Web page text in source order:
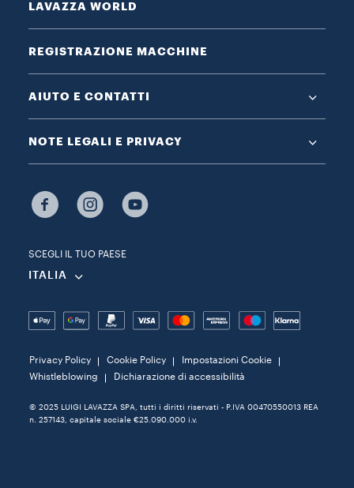
LAVAZZA WORLD
REGISTRAZIONE MACCHINE
AIUTO E CONTATTI
NOTE LEGALI E PRIVACY
SCEGLI IL TUO PAESE
ITALIA
Privacy Policy Cookie Policy
Impostazioni Cookie
Whistleblowing
Dichiarazione di accessibilità
© 2025 LUIGI LAVAZZA SPA, tutti i diritti riservati - P.IVA 00470550013 REA
n. 257143, capitale sociale €25.090.000 i.v.